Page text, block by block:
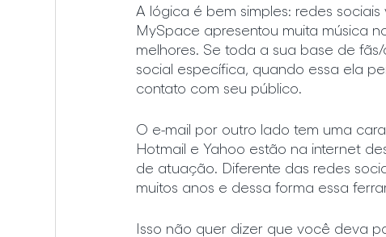
A lógica é bem simples: redes
MySpace apresentou muita música
melhores. Se toda a sua base de
social específica, quando essa ela
contato com seu público.
O e-mail por outro lado tem uma
Hotmail e Yahoo estão na internet
de atuação. Diferente das redes
muitos anos e dessa forma essa
Isso não quer dizer que você deva